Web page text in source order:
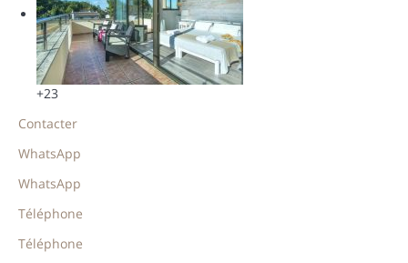
+23
Contacter
WhatsApp
WhatsApp
Téléphone
Téléphone